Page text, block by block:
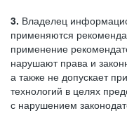
3. Владелец
применяются
применение
нарушают права и
а также не допускает
технологий в целях
с нарушением